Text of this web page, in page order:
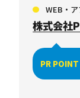
WEB・
株式会社
PR POINT